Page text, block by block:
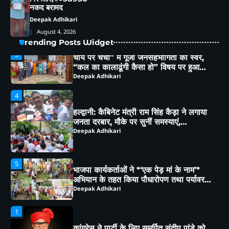
नकद बरामद
Deepak Adhikari
August 4, 2026
Trending Posts Widget
4
हल्द्वानी: कैबिनेट मंत्री राम सिंह कैड़ा ने लगाया
जनता दरबार, मौके पर सुनीं समस्याएं,
अधिकारियों को दिए सख्त निर्देश
Deepak Adhikari
5
भाजपा कार्यकर्ताओं ने *‘एक पेड़ मां के नाम’*
अभियान के तहत किया पौधारोपण तथा पर्यावरण
संरक्षण का लिया संकल्प
Deepak Adhikari
1
कांग्रेस ने पार्टी के लिए समर्पित संदीप पांडे को
बनाया जिला महासचिव
Deepak Adhikari
2
भीमताल के नियोजित विकास को लेकर दर्जा